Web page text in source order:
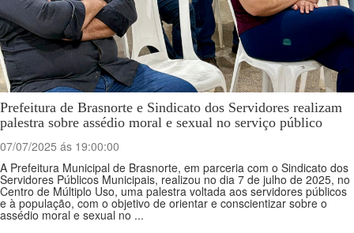
Prefeitura de Brasnorte e Sindicato dos Servidores realizam
palestra sobre assédio moral e sexual no serviço público
07/07/2025 ás 19:00:00
A Prefeitura Municipal de Brasnorte, em parceria com o Sindicato dos
Servidores Públicos Municipais, realizou no dia 7 de julho de 2025, no
Centro de Múltiplo Uso, uma palestra voltada aos servidores públicos
e à população, com o objetivo de orientar e conscientizar sobre o
assédio moral e sexual no ...